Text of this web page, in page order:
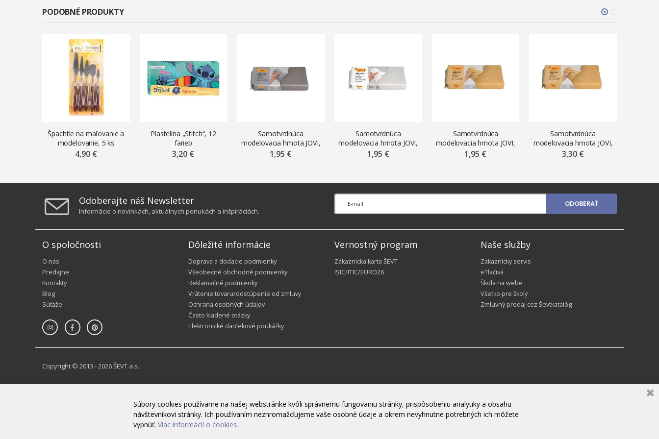
PODOBNÉ PRODUKTY
Špachtle na maľovanie a
modelovanie, 5 ks
4,90 €
Plastelína „Stitch“, 12
farieb
3,20 €
Samotvrdnúca
modelovacia hmota JOVI,
250 g, sivá
1,95 €
Samotvrdnúca
modelovacia hmota JOVI,
250 g, biela
1,95 €
Samotvrdnúca
modelovacia hmota JOVI,
250 g, okrová
1,95 €
Samotvrdnúca
modelovacia hmota JOVI,
500 g, okrová
3,30 €
Odoberajte náš Newsletter
Informácie o novinkách, aktuálnych ponukách a inšpiráciách.
ODOBERAŤ
O spoločnosti
O nás
Predajne
Kontakty
Blog
Súťaže
Dôležité informácie
Doprava a dodacie podmienky
Všeobecné obchodné podmienky
Reklamačné podmienky
Vrátenie tovaru/odstúpenie od zmluvy
Ochrana osobných údajov
Často kladené otázky
Elektronické darčekové poukážky
Vernostný program
Zákaznícka karta ŠEVT
ISIC/ITIC/EURO26
Naše služby
Zákaznícky servis
eTlačivá
Škola na webe
Všetko pre školy
Zmluvný predaj cez Ševtkatalóg
Copyright © 2013 - 2026 ŠEVT a.s.
Súbory cookies používame na našej webstránke kvôli správnemu fungovaniu stránky, prispôsobeniu analytiky a obsahu
návštevníkovi stránky. Ich používaním nezhromažďujeme vaše osobné údaje a okrem nevyhnutne potrebných ich môžete
vypnúť. Viac informácií o cookies.